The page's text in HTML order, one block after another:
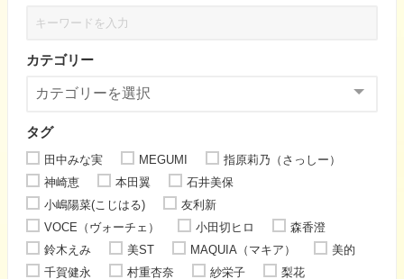
カテゴリー
タグ
田中みな実 MEGUMI
指原莉乃（さっしー）
神崎恵
本田翼
石井美保
小嶋陽菜(こじはる)
友利新
VOCE（ヴォーチェ）
小田切ヒロ
森香澄
鈴木えみ
美ST MAQUIA（マキア）
美的
千賀健永
村重杏奈 紗栄子
梨花